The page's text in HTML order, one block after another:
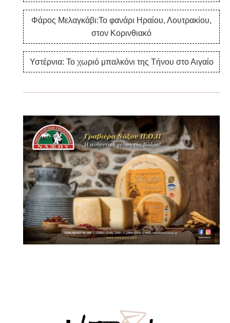
Φάρος Μελαγκάβι:Το φανάρι Ηραίου, Λουτρακίου,
στον Κορινθιακό
Υστέρνια: Το χωριό μπαλκόνι της Τήνου στο Αιγαίο